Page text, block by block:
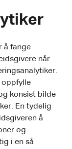
å fange
når
oppfylle
konsist bilde
En tydelig
å
og
i en så